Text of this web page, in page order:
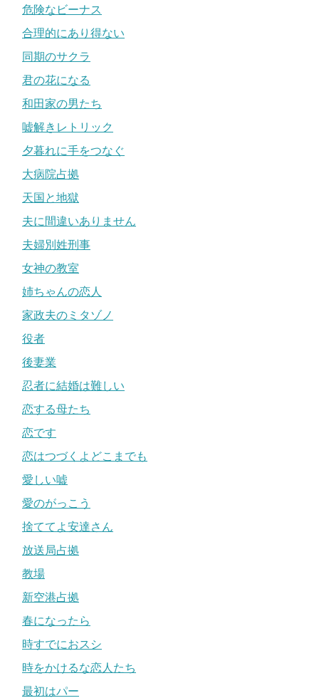
危険なビーナス
合理的にあり得ない
同期のサクラ
君の花になる
和田家の男たち
嘘解きレトリック
夕暮れに手をつなぐ
大病院占拠
天国と地獄
夫に間違いありません
夫婦別姓刑事
女神の教室
姉ちゃんの恋人
家政夫のミタゾノ
役者
後妻業
忍者に結婚は難しい
恋する母たち
恋です
恋はつづくよどこまでも
愛しい嘘
愛のがっこう
捨ててよ安達さん
放送局占拠
教場
新空港占拠
春になったら
時すでにおスシ
時をかけるな恋人たち
最初はパー